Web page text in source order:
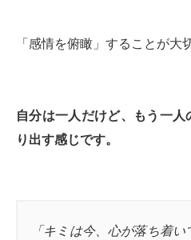
「感情を俯瞰」することが大
自分は一人だけど、もう一
り出す感じです。
「キミは今、心が落ち着